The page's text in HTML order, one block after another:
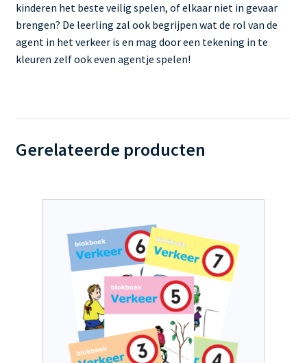
kinderen het beste veilig spelen, of elkaar niet in gevaar
brengen? De leerling zal ook begrijpen wat de rol van de
agent in het verkeer is en mag door een tekening in te
kleuren zelf ook even agentje spelen!
Gerelateerde producten